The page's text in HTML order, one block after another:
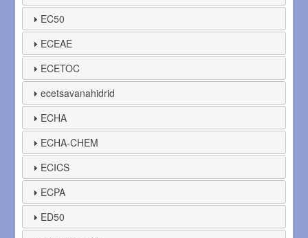
EC50
ECEAE
ECETOC
ecetsavanahidrid
ECHA
ECHA-CHEM
ECICS
ECPA
ED50